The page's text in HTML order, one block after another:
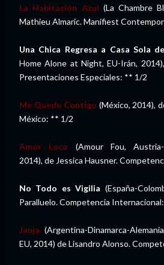
La Habitación Azul (La Chambre
Mathieu Almaric. Manifiest
Una Chica Regresa a Casa Sola
Home Alone at Night, EU-Irán,
Presentaciones Especiales: ** 1/2
Me Quedo Contigo (México, 2014),
México: ** 1/2
Amor Loco (Amour Fou, Austria-
2014), de Jessica Hausner.
No Todo es Vigilia (España-
Paralluelo. Competencia
Jauja (Argentina-Dinamarca-
EU, 2014) de Lisandro Alonso.